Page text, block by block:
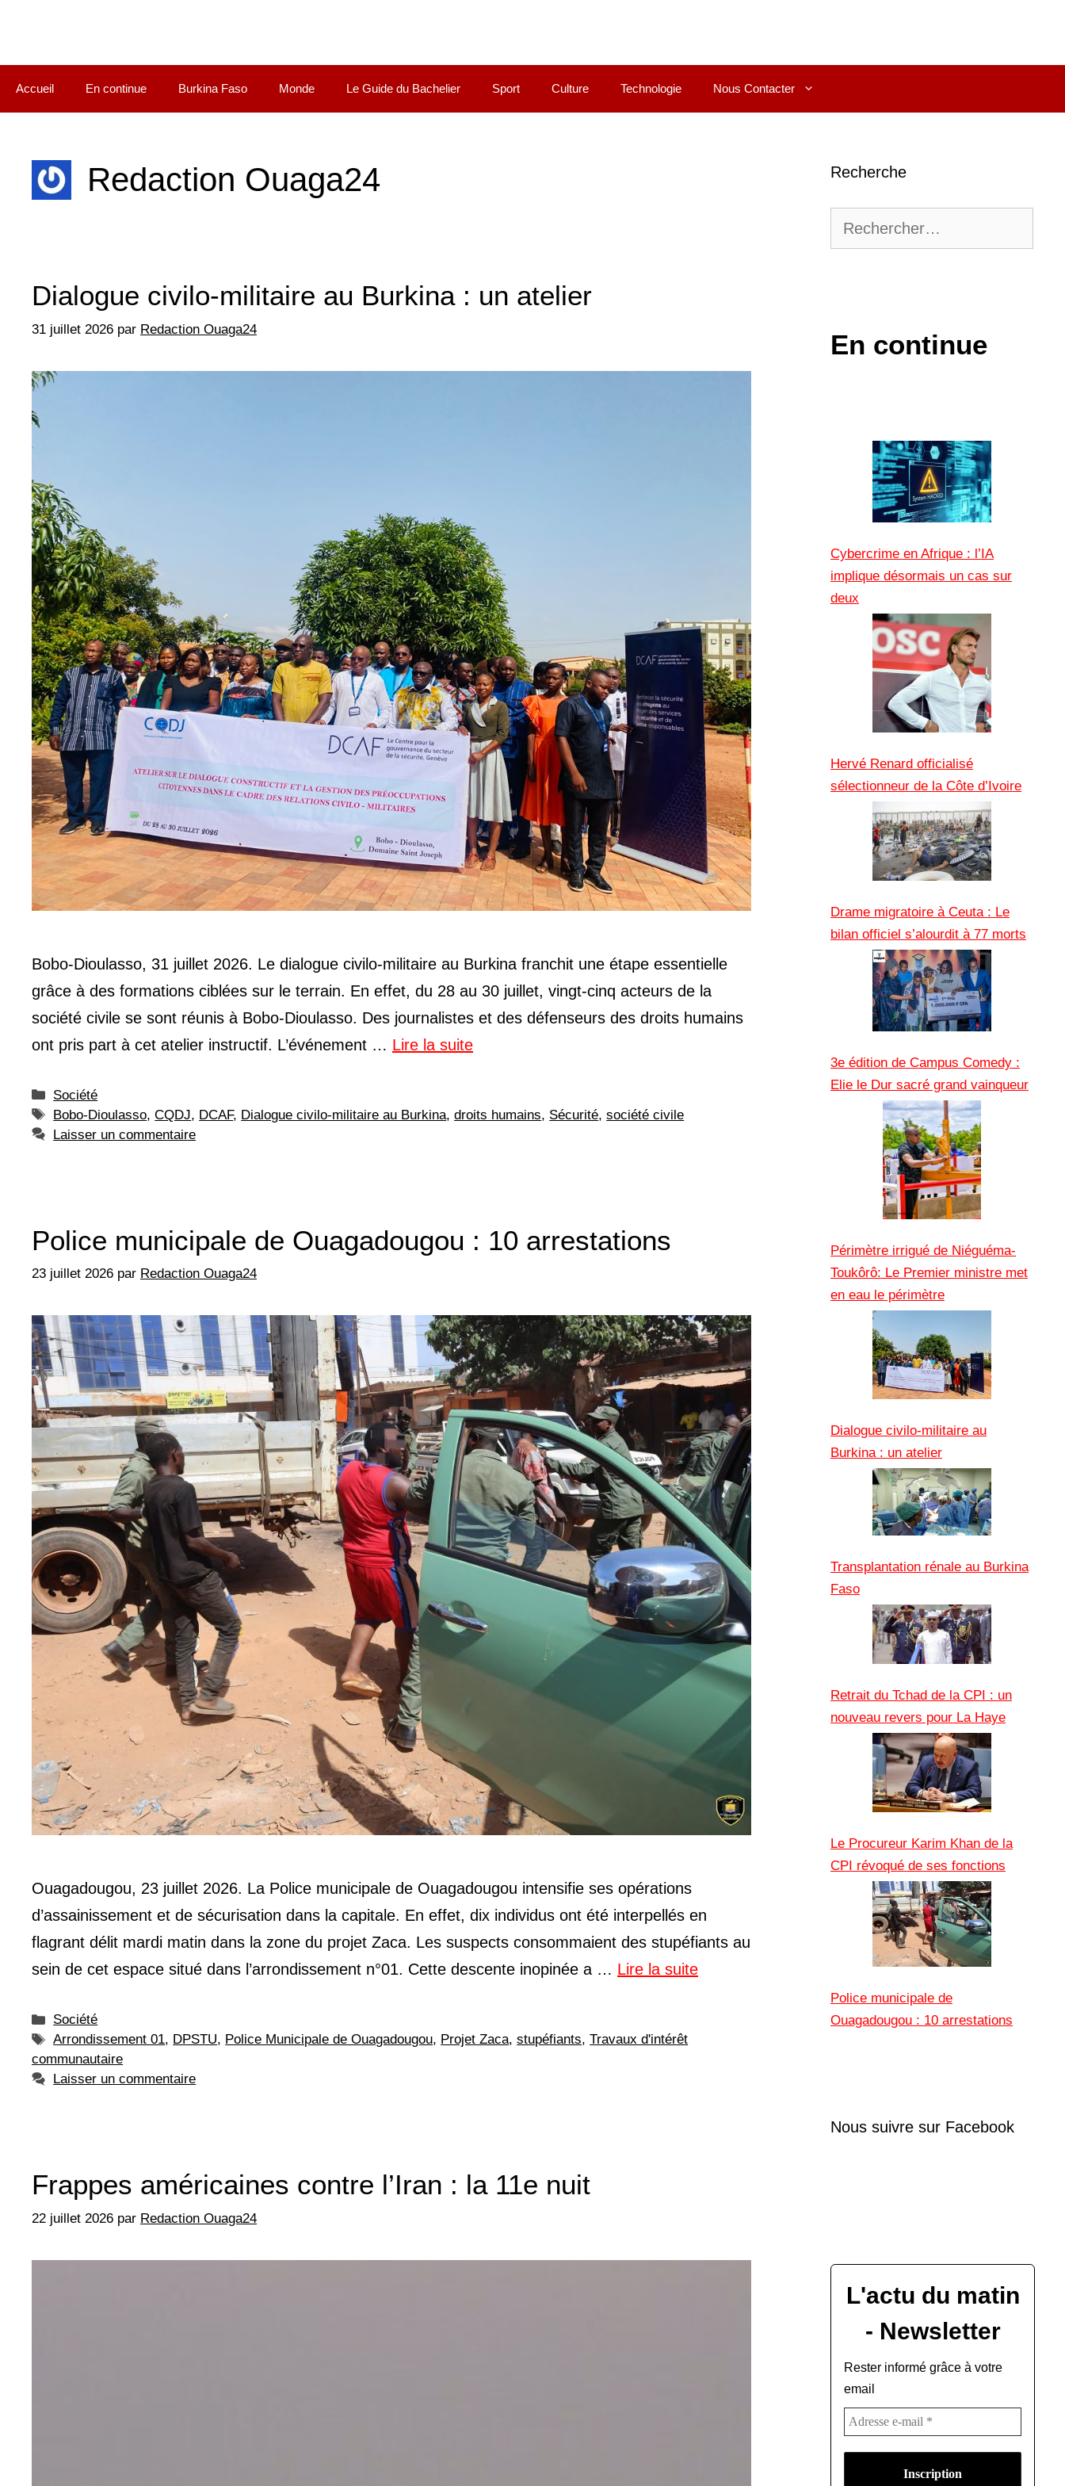
Accueil En continue Burkina Faso Monde Le Guide du Bachelier Sport Culture Technologie Nous Contacter
Redaction Ouaga24
Dialogue civilo-militaire au Burkina : un atelier
31 juillet 2026 par Redaction Ouaga24
Bobo-Dioulasso, 31 juillet 2026. Le dialogue civilo-militaire au Burkina franchit une étape essentielle
grâce à des formations ciblées sur le terrain. En effet, du 28 au 30 juillet, vingt-cinq acteurs de la
société civile se sont réunis à Bobo-Dioulasso. Des journalistes et des défenseurs des droits humains
ont pris part à cet atelier instructif. L’événement … Lire la suite
Catégories
Société
Étiquettes
Bobo-Dioulasso,CQDJ, DCAF, Dialogue civilo-militaire au Burkina,droits humains, Sécurité,société civile
Laisser un commentaire
Police municipale de Ouagadougou : 10 arrestations
23 juillet 2026 par Redaction Ouaga24
Ouagadougou, 23 juillet 2026. La Police municipale de Ouagadougou intensifie ses opérations
d’assainissement et de sécurisation dans la capitale. En effet, dix individus ont été interpellés en
flagrant délit mardi matin dans la zone du projet Zaca. Les suspects consommaient des stupéfiants au
sein de cet espace situé dans l’arrondissement n°01. Cette descente inopinée a … Lire la suite
Catégories
Société
Étiquettes
Arrondissement 01, DPSTU, Police Municipale de Ouagadougou, Projet Zaca,stupéfiants,Travaux d'intérêt
communautaire
Laisser un commentaire
Frappes américaines contre l’Iran : la 11e nuit
22 juillet 2026 par Redaction Ouaga24
Recherche
En continue
Cybercrime en Afrique : l’IA
implique désormais un cas sur
deux
Hervé Renard officialisé
sélectionneur de la Côte d’Ivoire
Drame migratoire à Ceuta : Le
bilan officiel s’alourdit à 77 morts
3e édition de Campus Comedy :
Elie le Dur sacré grand vainqueur
Périmètre irrigué de Niéguéma-
Toukôrô: Le Premier ministre met
en eau le périmètre
Dialogue civilo-militaire au
Burkina : un atelier
Transplantation rénale au Burkina
Faso
Retrait du Tchad de la CPI : un
nouveau revers pour La Haye
Le Procureur Karim Khan de la
CPI révoqué de ses fonctions
Police municipale de
Ouagadougou : 10 arrestations
Nous suivre sur Facebook
L'actu du matin
- Newsletter
Rester informé grâce à votre
email